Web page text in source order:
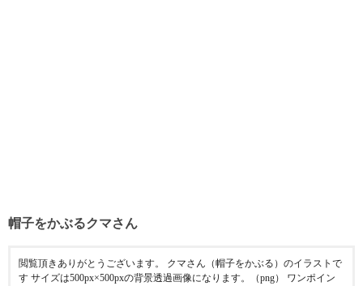
帽子をかぶるクマさん
閲覧頂きありがとうございます。 クマさん（帽子をかぶる）のイラストで
す サイズは500px×500pxの背景透過画像になります。（png） ワンポイン